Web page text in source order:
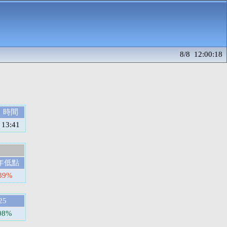
8/8 12:00:18
時間
13:41
低點